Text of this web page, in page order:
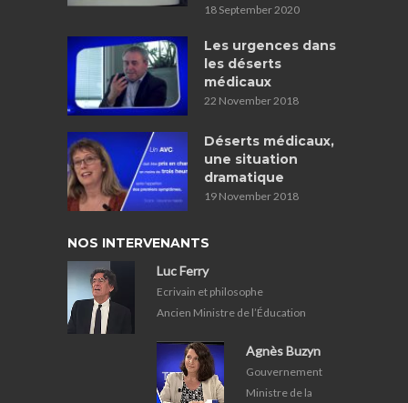
18 September 2020
Les urgences dans
les déserts
médicaux
22 November 2018
Déserts médicaux,
une situation
dramatique
19 November 2018
NOS INTERVENANTS
Luc Ferry
Ecrivain et philosophe
Ancien Ministre de l’Éducation
Agnès Buzyn
Gouvernement
Ministre de la